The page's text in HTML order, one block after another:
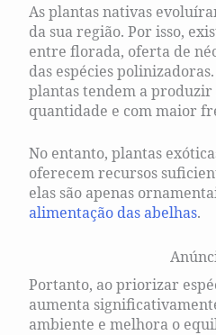
As plantas nativas
da sua região. Por isso,
entre florada, oferta de
das espécies
plantas tendem a
quantidade e com maior
No entanto, plantas
oferecem recursos
elas são apenas
alimentação das abelhas.
Portanto, ao priorizar
aumenta
ambiente e melhora o